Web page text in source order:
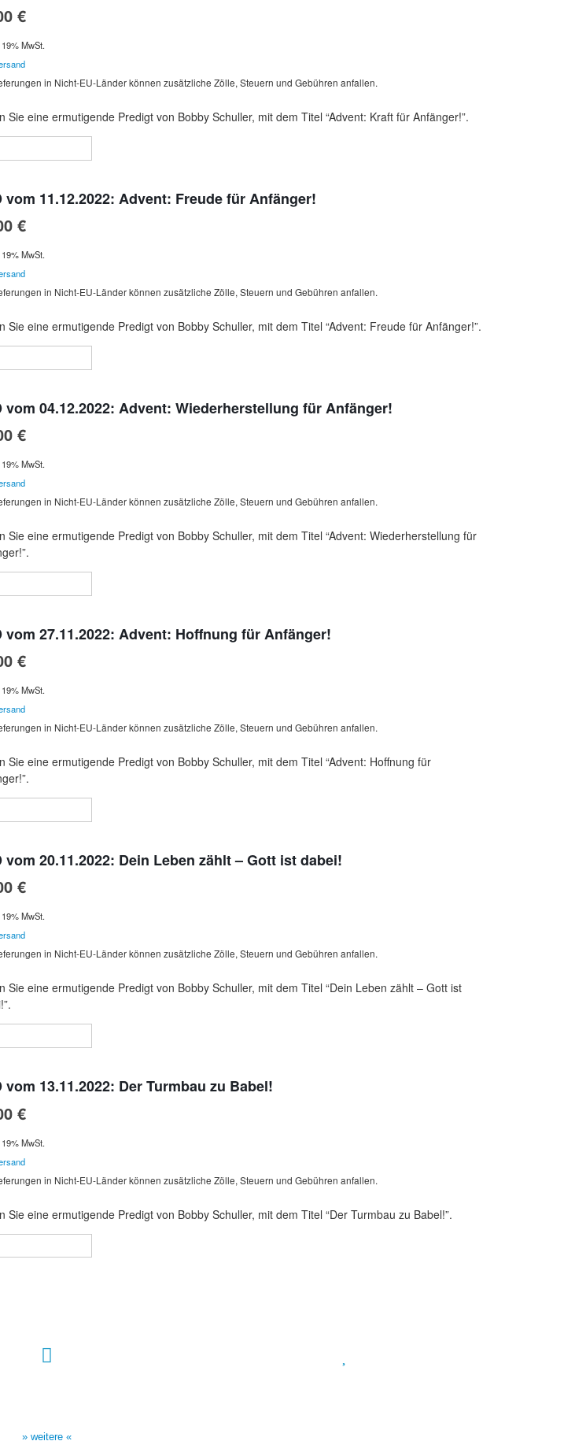
€
19% MwSt.
in Nicht-EU-Länder können zusätzliche Zölle, Steuern und Gebühren anfallen.
Sie eine ermutigende Predigt von Bobby Schuller, mit dem Titel “Advent: Kraft für Anfänger!”.
vom 11.12.2022: Advent: Freude für Anfänger!
€
19% MwSt.
in Nicht-EU-Länder können zusätzliche Zölle, Steuern und Gebühren anfallen.
Sie eine ermutigende Predigt von Bobby Schuller, mit dem Titel “Advent: Freude für Anfänger!”.
vom 04.12.2022: Advent: Wiederherstellung für Anfänger!
€
19% MwSt.
in Nicht-EU-Länder können zusätzliche Zölle, Steuern und Gebühren anfallen.
Sie eine ermutigende Predigt von Bobby Schuller, mit dem Titel “Advent: Wiederherstellung für
vom 27.11.2022: Advent: Hoffnung für Anfänger!
€
19% MwSt.
in Nicht-EU-Länder können zusätzliche Zölle, Steuern und Gebühren anfallen.
Sie eine ermutigende Predigt von Bobby Schuller, mit dem Titel “Advent: Hoffnung für
vom 20.11.2022: Dein Leben zählt – Gott ist dabei!
€
19% MwSt.
in Nicht-EU-Länder können zusätzliche Zölle, Steuern und Gebühren anfallen.
Sie eine ermutigende Predigt von Bobby Schuller, mit dem Titel “Dein Leben zählt – Gott ist
vom 13.11.2022: Der Turmbau zu Babel!
€
MwSt.
in Nicht-EU-Länder können zusätzliche Zölle, Steuern und Gebühren anfallen.
Sie eine ermutigende Predigt von Bobby Schuller, mit dem Titel “Der Turmbau zu Babel!”.
» weitere «